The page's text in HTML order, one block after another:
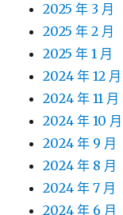
2025 年 3 月
2025 年 2 月
2025 年 1 月
2024 年 12 月
2024 年 11 月
2024 年 10 月
2024 年 9 月
2024 年 8 月
2024 年 7 月
2024 年 6 月